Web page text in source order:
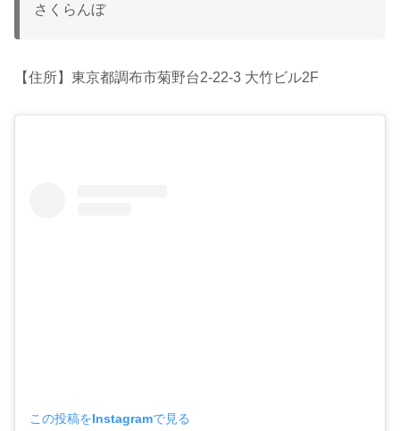
さくらんぼ
【住所】東京都調布市菊野台2-22-3 大竹ビル2F
この投稿をInstagramで見る